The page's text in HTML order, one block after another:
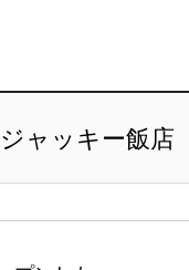
ャッキー飯店